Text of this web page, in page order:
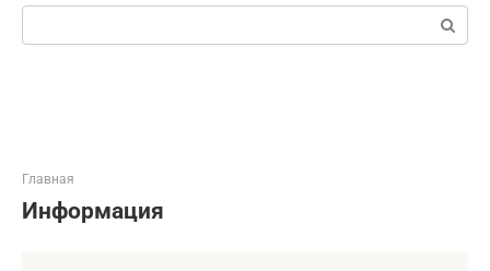
Поиск:
Главная
Информация